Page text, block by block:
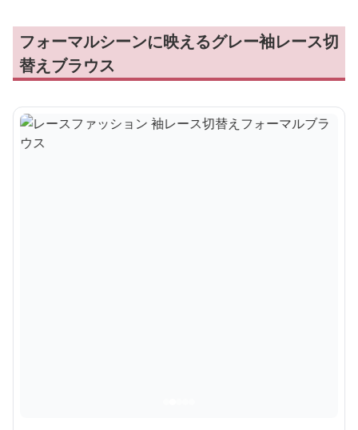
フォーマルシーンに映えるグレー袖レース切
替えブラウス